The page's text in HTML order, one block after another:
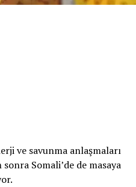
ve savunma anlaşmaları
Somali’de de masaya